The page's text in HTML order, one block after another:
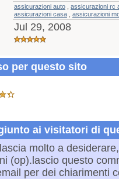
assicurazioni auto assicurazioni rc
assicurazioni casa
assicurazioni
Jul 29, 2008
per questo sito
ai visitatori di
molto a
(op).lascio questo
per dei chiarimenti